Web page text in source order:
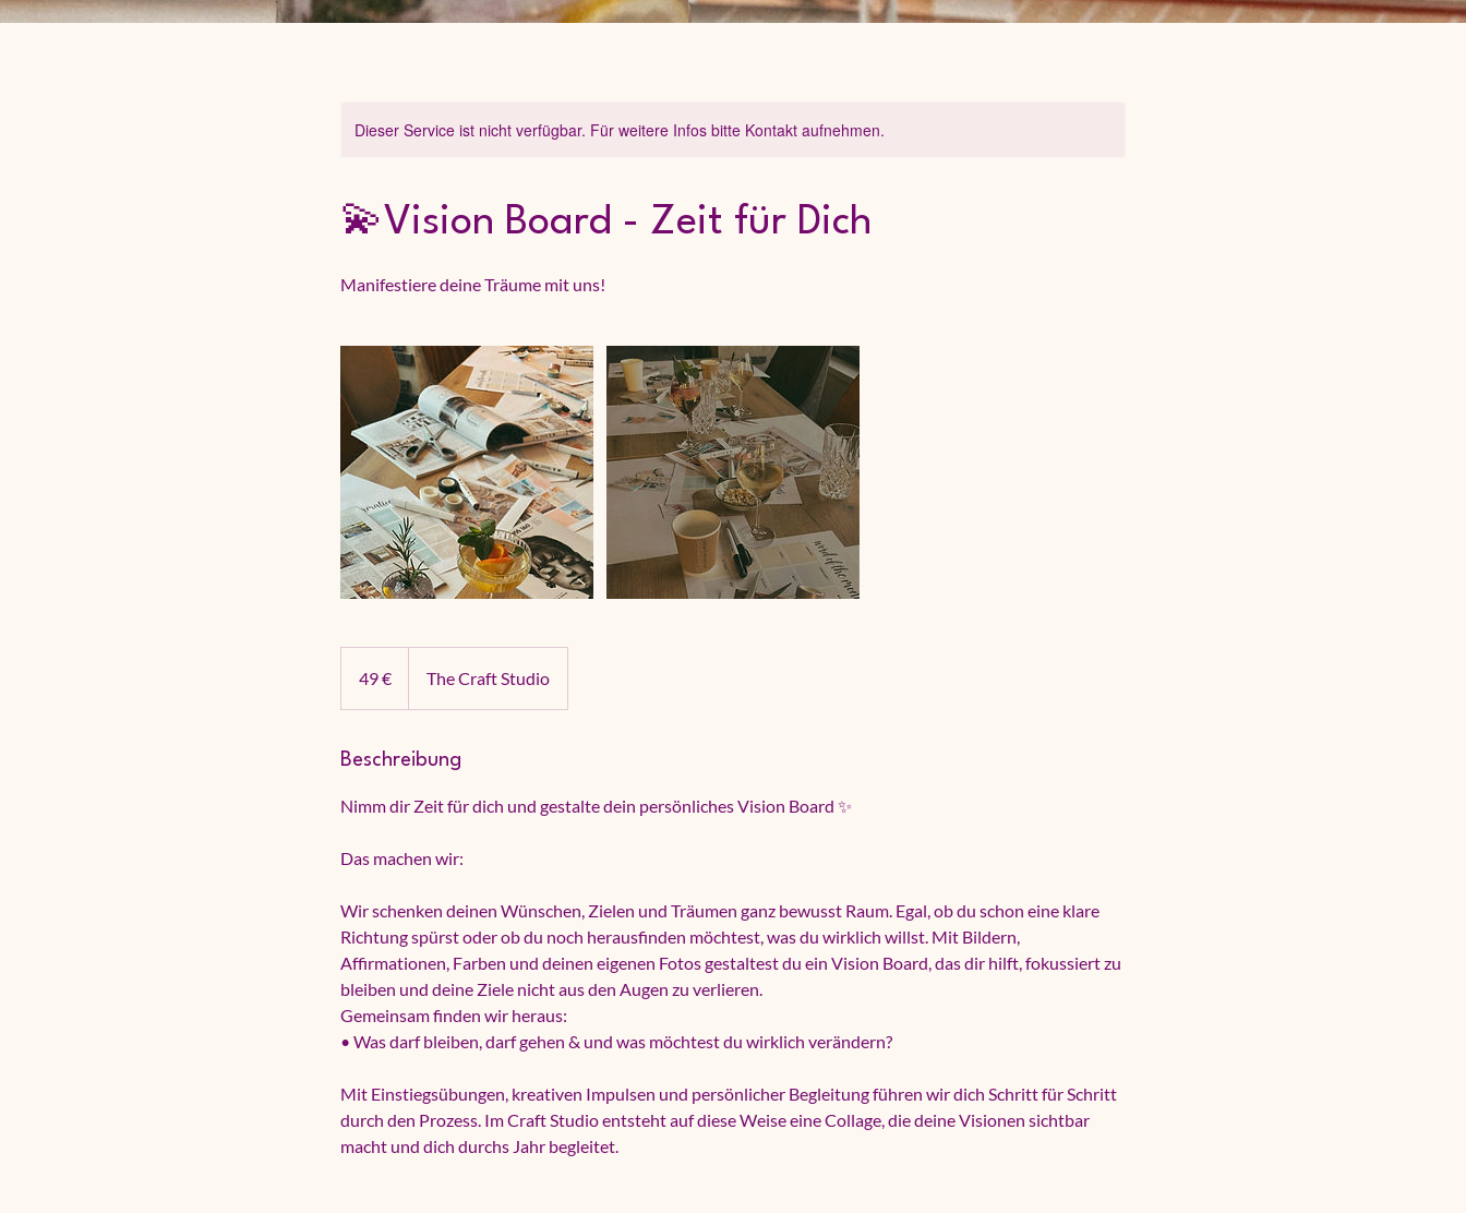
Dieser Service ist nicht verfügbar. Für weitere Infos bitte Kontakt aufnehmen.
💫Vision Board - Zeit für Dich
Manifestiere deine Träume mit uns!
49 € The Craft Studio
Beschreibung
Nimm dir Zeit für dich und gestalte dein persönliches Vision Board ✨
Das machen wir:
Wir schenken deinen Wünschen, Zielen und Träumen ganz bewusst Raum. Egal, ob du schon eine klare
Richtung spürst oder ob du noch herausfinden möchtest, was du wirklich willst. Mit Bildern,
Affirmationen, Farben und deinen eigenen Fotos gestaltest du ein Vision Board, das dir hilft, fokussiert zu
bleiben und deine Ziele nicht aus den Augen zu verlieren.
Gemeinsam finden wir heraus:
• Was darf bleiben, darf gehen & und was möchtest du wirklich verändern?
Mit Einstiegsübungen, kreativen Impulsen und persönlicher Begleitung führen wir dich Schritt für Schritt
durch den Prozess. Im Craft Studio entsteht auf diese Weise eine Collage, die deine Visionen sichtbar
macht und dich durchs Jahr begleitet.